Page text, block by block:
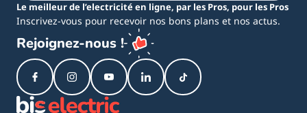
Le meilleur de l’electricité en ligne, par les Pros, pour les Pros
Inscrivez-vous pour recevoir nos bons plans et nos actus.
Rejoignez-nous !